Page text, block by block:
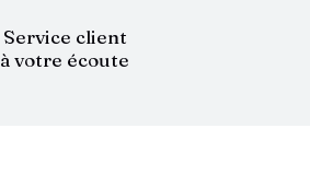
Service client
à votre écoute